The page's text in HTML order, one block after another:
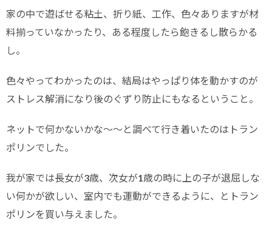
家の中で遊ばせる粘土、折り紙、工作、色々ありますが材
料揃っていなかったり、ある程度したら飽きるし散らかる
し。
色々やってわかったのは、結局はやっぱり体を動かすのが
ストレス解消になり後のぐずり防止にもなるということ。
ネットで何かないかな〜〜と調べて行き着いたのはトラン
ポリンでした。
我が家では長女が3歳、次女が1歳の時に上の子が退屈しな
い何かが欲しい、室内でも運動ができるように、とトラン
ポリンを買い与えました。